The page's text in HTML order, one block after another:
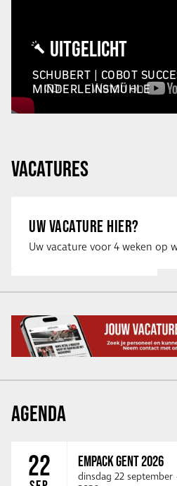
UITGELICHT
SCHUBERT | COBOT
MINDERLEINSMÜHLE
VACATURES
UW VACATURE HIER?
AGENDA
22 EMPACK GENT 2026
dinsdag 22 september